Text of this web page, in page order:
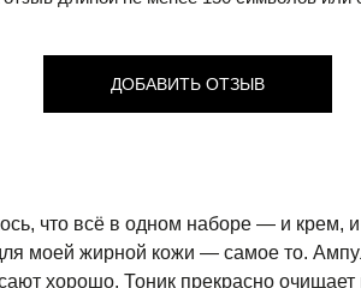
ДОБАВИТЬ ОТЗЫВ
что всё в одном наборе — и крем,
моей жирной кожи — самое то.
хорошо. Тоник прекрасно